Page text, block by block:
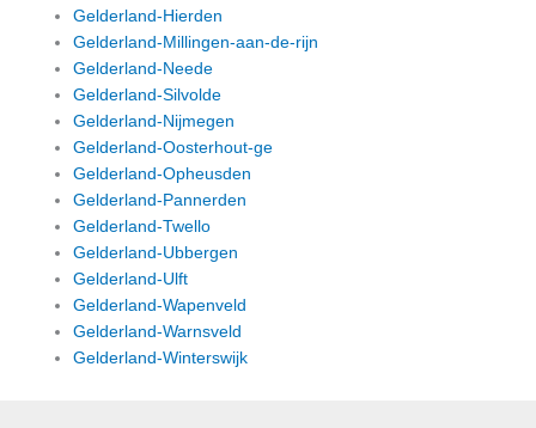
Gelderland-Hierden
Gelderland-Millingen-aan-de-rijn
Gelderland-Neede
Gelderland-Silvolde
Gelderland-Nijmegen
Gelderland-Oosterhout-ge
Gelderland-Opheusden
Gelderland-Pannerden
Gelderland-Twello
Gelderland-Ubbergen
Gelderland-Ulft
Gelderland-Wapenveld
Gelderland-Warnsveld
Gelderland-Winterswijk